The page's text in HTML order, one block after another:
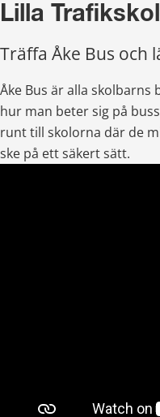
Lilla
Träffa Åke Bus och
Åke Bus är alla
hur man beter sig på
runt till skolorna där de
ske på ett säkert sätt.